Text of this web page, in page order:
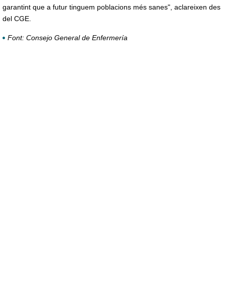
garantint que a futur tinguem poblacions més sanes", aclareixen des
del CGE.
Font: Consejo General de Enfermería